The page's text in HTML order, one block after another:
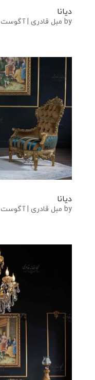
دیانا
by مبل قادری |آگوست 14, 2023
دیانا
by مبل قادری |آگوست 14, 2023